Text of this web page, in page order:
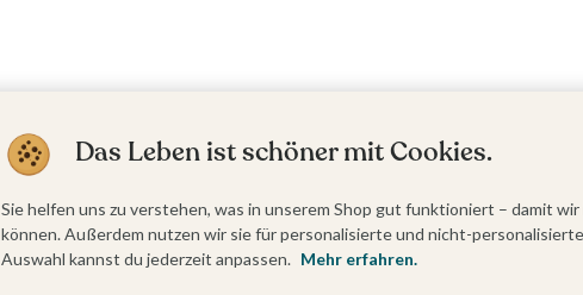
Das Leben ist schöner mit Cookies.
Sie helfen uns zu verstehen, was in unserem Shop gut funktioniert – damit
können. Außerdem nutzen wir sie für personalisierte und nicht-
Auswahl kannst du jederzeit anpassen. Mehr erfahren.